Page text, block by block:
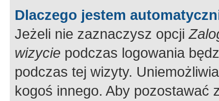
Dlaczego jestem
Jeżeli nie zaznaczysz opcji
wizycie podczas logowania
podczas tej wizyty.
kogoś innego. Aby pozostawać